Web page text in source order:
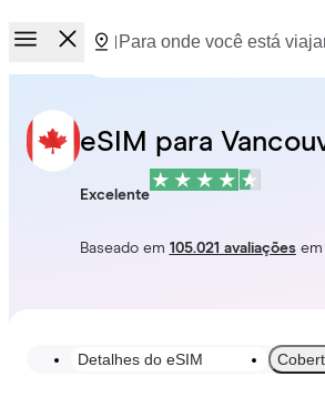
eSIM para
Excelente
Baseado em 105.021 avaliaçõesem
Detalhes do eSIM